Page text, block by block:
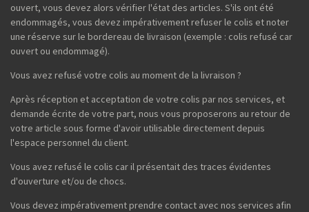
ouvert, vous devez alors vérifier l'état des articles. S'ils ont été
endommagés, vous devez impérativement refuser le colis et noter
une réserve sur le bordereau de livraison (exemple : colis refusé car
ouvert ou endommagé).
Vous avez refusé votre colis au moment de la livraison ?
Après réception et acceptation de votre colis par nos services, et
demande écrite de votre part, nous vous proposerons au retour de
votre article sous forme d'avoir utilisable directement depuis
l'espace personnel du client.
Vous avez refusé le colis car il présentait des traces évidentes
d'ouverture et/ou de chocs.
Vous devez impérativement prendre contact avec nos services afin